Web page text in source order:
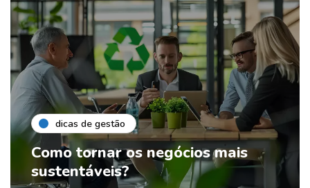
dicas de gestão
Como tornar os negócios mais
sustentáveis?